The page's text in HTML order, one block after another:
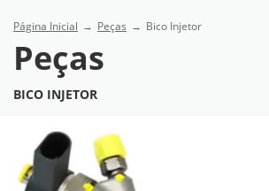
Página Inicial Peças Bico Injetor
Peças
BICO INJETOR